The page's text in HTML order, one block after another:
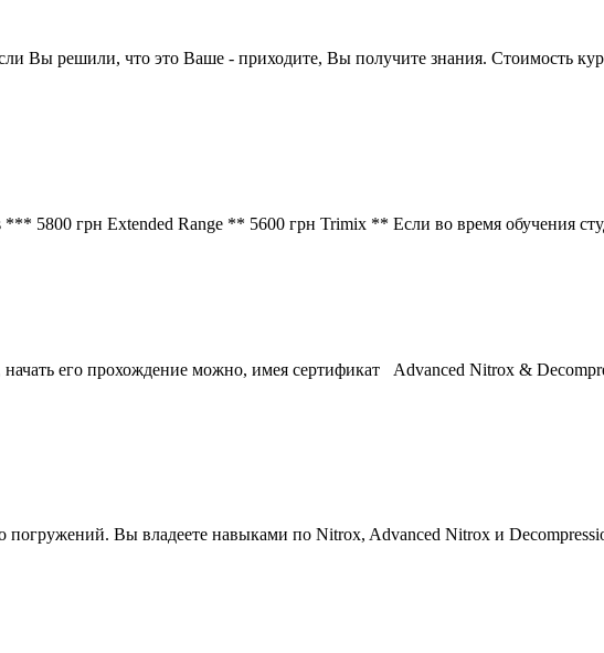
Вы решили, что это Ваше - приходите, Вы получите знания. Стоимость
*** 5800 грн Extended Range ** 5600 грн Trimix ** Eсли во время обучения
его прохождение можно, имея сертификат Advanced Nitrox &
погружений. Вы владеете навыками по Nitrox, Advanced Nitrox и